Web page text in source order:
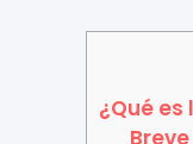
¿Qué